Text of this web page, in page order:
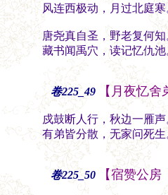
风连西极动，月过北庭
唐尧真自圣，野老复何
藏书闻禹穴，读记忆仇
卷225_49 【月夜忆舍
戍鼓断人行，秋边一雁
有弟皆分散，无家问死
卷225_50 【宿赞公